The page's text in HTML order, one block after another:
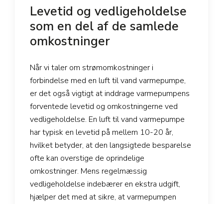
Levetid og vedligeholdelse
som en del af de samlede
omkostninger
Når vi taler om strømomkostninger i
forbindelse med en luft til vand varmepumpe,
er det også vigtigt at inddrage varmepumpens
forventede levetid og omkostningerne ved
vedligeholdelse. En luft til vand varmepumpe
har typisk en levetid på mellem 10-20 år,
hvilket betyder, at den langsigtede besparelse
ofte kan overstige de oprindelige
omkostninger. Mens regelmæssig
vedligeholdelse indebærer en ekstra udgift,
hjælper det med at sikre, at varmepumpen